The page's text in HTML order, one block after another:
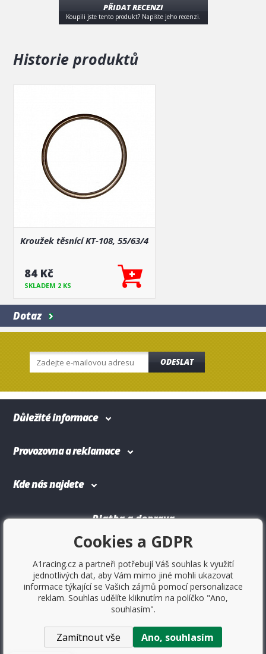
PŘIDAT RECENZI
Koupili jste tento produkt? Napište jeho recenzi.
Historie produktů
Kroužek těsnící KT-108, 55/63/4
84 Kč
SKLADEM 2 KS
Dotaz
ODESLAT
Důležité informace
Provozovna a reklamace
Kde nás najdete
Platba a doprava
Copyright © 2017Sportovniautodoplnky.cz- Tuning shop,
Cookies a GDPR
A1racing.cz a partneři potřebují Váš souhlas k využití
jednotlivých dat, aby Vám mimo jiné mohli ukazovat
informace týkající se Vašich zájmů pomocí personalizace
reklam. Souhlas udělíte kliknutím na políčko "Ano,
souhlasím".
Zamítnout vše Ano, souhlasím